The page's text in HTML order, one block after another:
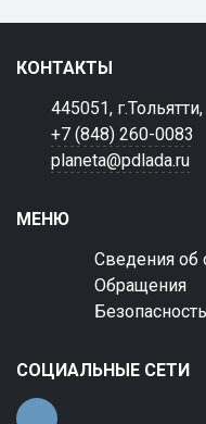
КОНТАКТЫ
445051,
+7 (848) 260-0083
planeta@pdlada.ru
МЕНЮ
Сведения об
Обращения
Безопасность
СОЦИАЛЬНЫЕ СЕТИ